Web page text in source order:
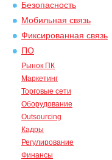
Безопасность
Мобильная связь
Фиксированная связь
ПО
Рынок ПК
Маркетинг
Торговые сети
Оборудование
Outsourcing
Кадры
Регулирование
Финансы